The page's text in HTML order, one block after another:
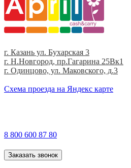
г. Казань ул. Бухарская 3
г. Н.Новгород, пр.Гагарина 25Вк1
г. Одинцово, ул. Маковского, д.3
Cхема проезда на Яндекс карте
8 800 600 87 80
Заказать звонок